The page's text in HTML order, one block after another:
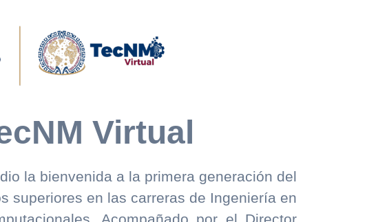
Virtual
la bienvenida a la primera generación del
superiores en las carreras de Ingeniería en
Acompañado por el Director